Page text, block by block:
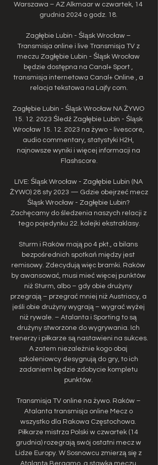
Warszawa – AZ Alkmaar w czwartek, 14
grudnia 2024 o godz. 18.
Zagłębie Lubin - Śląsk Wrocław –
Transmisja online i live Transmisja TV z
meczu Zagłębie Lubin - Śląsk Wrocław
będzie dostępna na Canal+ Sport ,
transmisja internetowa Canal+ Online , a
relacja tekstowa na Lajfy com.
Zagłębie Lubin - Śląsk Wrocław NA ŻYWO
15. 12. 2023 Śledź Zagłębie Lubin - Śląsk
Wrocław 15. 12. 2023 na żywo - livescore,
audio commentary, statystyki H2H,
najnowsze wyniki i więcej informacji na
Flashscore.
LIVE: Śląsk Wrocław - Zagłębie Lubin (NA
ŻYWO) 28 sty 2023 — Gdzie obejrzeć mecz
Śląsk Wrocław - Zagłębie Lubin?
Zachęcamy do śledzenia naszych relacji z
tego pojedynku 22. kolejki ekstraklasy.
Sturm i Raków mają po 4 pkt., a bilans
bezpośrednich spotkań między jest
remisowy. Zdecydują więc bramki. Raków
by awansować, musi mieć więcej punktów
niż Sturm, albo – gdy obie drużyny
przegrają – przegrać mniej niż Austriacy, a
jeśli obie drużyny wygrają – wygrać wyżej
niż rywale. – Atalanta i Sporting to są
drużyny stworzone do wygrywania. Ich
trenerzy i piłkarze są nastawieni na sukces.
A zatem niezależnie kogo obaj
szkoleniowcy desygnują do gry, to ich
zadaniem będzie zdobycie kompletu
punktów.
Transmisja TV online na żywo. Raków –
Atalanta transmisja online Mecz o
wszystko dla Rakowa Częstochowa.
Piłkarze mistrza Polski w czwartek (14
grudnia) rozegrają swój ostatni mecz w
Lidze Europy. W Sosnowcu zmierzą się z
Atalantą Bergamo, a stawką meczu